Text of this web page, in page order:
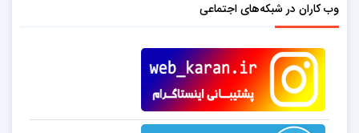
وب کاران در شبکه‌های اجتماعی